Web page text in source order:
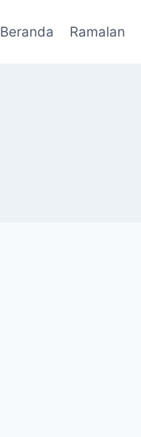
Beranda Ramalan